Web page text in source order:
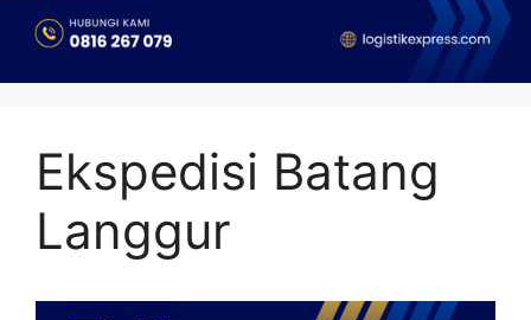
Ekspedisi Batang
Langgur